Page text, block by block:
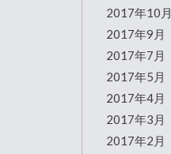
2017年10月
2017年9月
2017年7月
2017年5月
2017年4月
2017年3月
2017年2月